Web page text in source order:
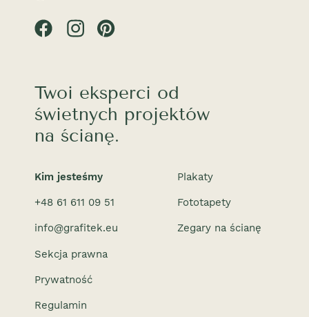
Twoi eksperci od
świetnych projektów
na ścianę.
Kim jesteśmy
+48 61 611 09 51
info@grafitek.eu
Sekcja prawna
Prywatność
Regulamin
Plakaty
Fototapety
Zegary na ścianę